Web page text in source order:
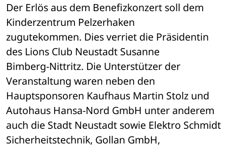
Der Erlös aus dem Benefizkonzert soll dem
Kinderzentrum Pelzerhaken
zugutekommen. Dies verriet die Präsidentin
des Lions Club Neustadt Susanne
Bimberg-Nittritz. Die Unterstützer der
Veranstaltung waren neben den
Hauptsponsoren Kaufhaus Martin Stolz und
Autohaus Hansa-Nord GmbH unter anderem
auch die Stadt Neustadt sowie Elektro Schmidt
Sicherheitstechnik, Gollan GmbH,